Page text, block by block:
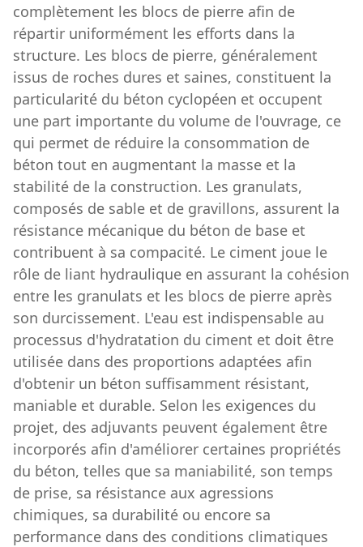
complètement les blocs de pierre afin de
répartir uniformément les efforts dans la
structure. Les blocs de pierre, généralement
issus de roches dures et saines, constituent la
particularité du béton cyclopéen et occupent
une part importante du volume de l'ouvrage, ce
qui permet de réduire la consommation de
béton tout en augmentant la masse et la
stabilité de la construction. Les granulats,
composés de sable et de gravillons, assurent la
résistance mécanique du béton de base et
contribuent à sa compacité. Le ciment joue le
rôle de liant hydraulique en assurant la cohésion
entre les granulats et les blocs de pierre après
son durcissement. L'eau est indispensable au
processus d'hydratation du ciment et doit être
utilisée dans des proportions adaptées afin
d'obtenir un béton suffisamment résistant,
maniable et durable. Selon les exigences du
projet, des adjuvants peuvent également être
incorporés afin d'améliorer certaines propriétés
du béton, telles que sa maniabilité, son temps
de prise, sa résistance aux agressions
chimiques, sa durabilité ou encore sa
performance dans des conditions climatiques